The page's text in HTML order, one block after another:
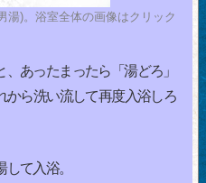
湯)。浴室全体の画像はクリック
あったまったら「湯どろ」
から洗い流して再度入浴しろ
て入浴。